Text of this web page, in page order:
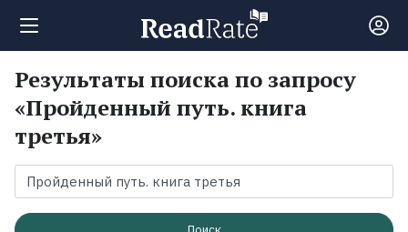
Поиск
Новости
Рейтинги
Результаты поиска по запросу
«Пройденный путь. книга
третья»